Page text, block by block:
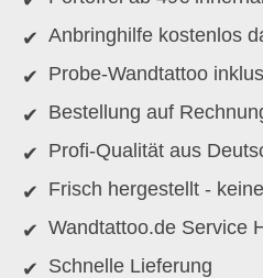
Anbringhilfe kostenlos
Probe-Wandtattoo
Bestellung auf
Profi-Qualität aus
Frisch hergestellt -
Wandtattoo.de Service
Schnelle Lieferung